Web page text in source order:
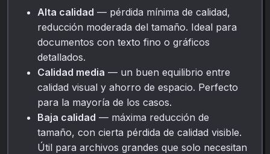
Alta calidad — pérdida mínima de calidad,
reducción moderada del tamaño. Ideal para
documentos con texto fino o gráficos
detallados.
Calidad media — un buen equilibrio entre
calidad visual y ahorro de espacio. Perfecto
para la mayoría de los casos.
Baja calidad — máxima reducción de
tamaño, con cierta pérdida de calidad visible.
Útil para archivos grandes que solo necesitan